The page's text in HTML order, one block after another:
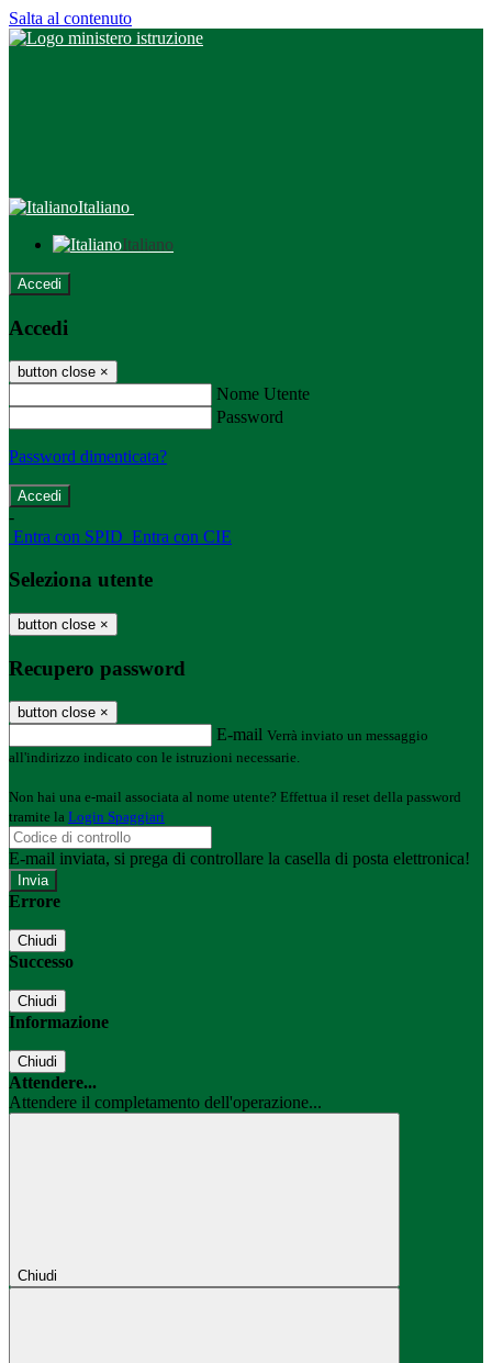
Salta al contenuto
Italiano
Italiano
Accedi
Accedi
button close ×
Nome Utente
Password
Password dimenticata?
-
Entra con SPID Entra con CIE
Seleziona utente
button close ×
Recupero password
button close ×
E-mail Verrà inviato un messaggio
all'indirizzo indicato con le istruzioni necessarie.
Non hai una e-mail associata al nome utente? Effettua il reset della password
tramite la Login Spaggiari
E-mail inviata, si prega di controllare la casella di posta elettronica!
Errore
Chiudi
Successo
Chiudi
Informazione
Chiudi
Attendere...
Attendere il completamento dell'operazione...
Chiudi